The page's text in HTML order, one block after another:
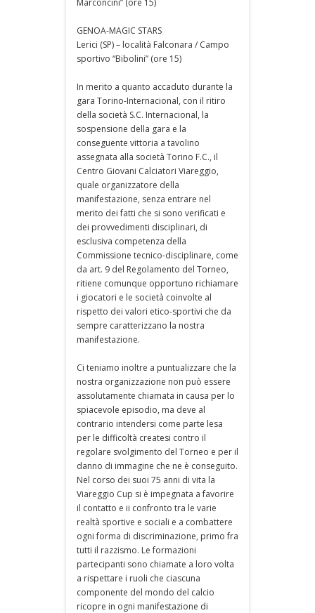
GENOA-MAGIC STARS
Lerici (SP) – località Falconara / Campo
sportivo “Bibolini” (ore 15)
In merito a quanto accaduto durante la
gara Torino-Internacional, con il ritiro
della società S.C. Internacional, la
sospensione della gara e la
conseguente vittoria a tavolino
assegnata alla società Torino F.C., il
Centro Giovani Calciatori Viareggio,
quale organizzatore della
manifestazione, senza entrare nel
merito dei fatti che si sono verificati e
dei provvedimenti disciplinari, di
esclusiva competenza della
Commissione tecnico-disciplinare, come
da art. 9 del Regolamento del Torneo,
ritiene comunque opportuno richiamare
i giocatori e le società coinvolte al
rispetto dei valori etico-sportivi che da
sempre caratterizzano la nostra
manifestazione.
Ci teniamo inoltre a puntualizzare che la
nostra organizzazione non può essere
assolutamente chiamata in causa per lo
spiacevole episodio, ma deve al
contrario intendersi come parte lesa
per le difficoltà createsi contro il
regolare svolgimento del Torneo e per il
danno di immagine che ne è conseguito.
Nel corso dei suoi 75 anni di vita la
Viareggio Cup si è impegnata a favorire
il contatto e ii confronto tra le varie
realtà sportive e sociali e a combattere
ogni forma di discriminazione, primo fra
tutti il razzismo. Le formazioni
partecipanti sono chiamate a loro volta
a rispettare i ruoli che ciascuna
componente del mondo del calcio
ricopre in ogni manifestazione di